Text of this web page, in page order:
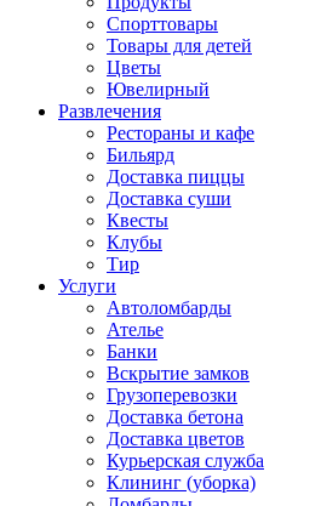
Спорттовары
Товары для детей
Цветы
Ювелирный
Развлечения
Рестораны и кафе
Бильярд
Доставка пиццы
Доставка суши
Квесты
Клубы
Тир
Услуги
Автоломбарды
Ателье
Банки
Вскрытие замков
Грузоперевозки
Доставка бетона
Доставка цветов
Курьерская служба
Клининг (уборка)